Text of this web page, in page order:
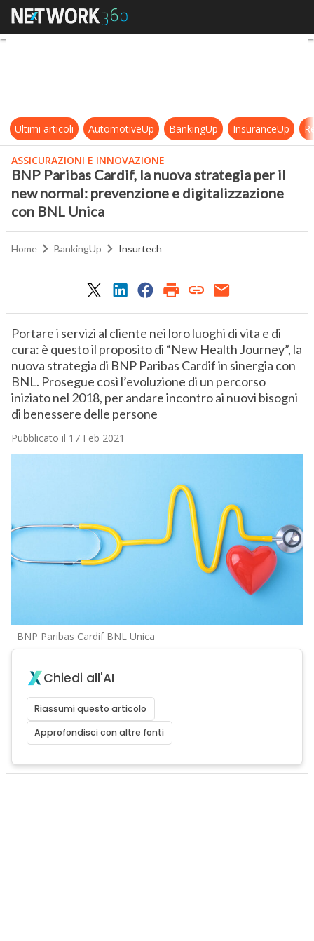
BNP Paribas Cardif, la nuova
Ultimi articoli AutomotiveUp BankingUp InsuranceUp
ASSICURAZIONI E INNOVAZIONE
BNP Paribas Cardif, la nuova strategia per il
new normal: prevenzione e digitalizzazione
con BNL Unica
Home BankingUp Insurtech
Portare i servizi al cliente nei loro luoghi di vita e di
cura: è questo il proposito di “New Health Journey”, la
nuova strategia di BNP Paribas Cardif in sinergia con
BNL. Prosegue così l’evoluzione di un percorso
iniziato nel 2018, per andare incontro ai nuovi bisogni
di benessere delle persone
Pubblicato il 17 Feb 2021
BNP Paribas Cardif BNL Unica
Chiedi all'AI
Riassumi questo articolo
Approfondisci con altre fonti